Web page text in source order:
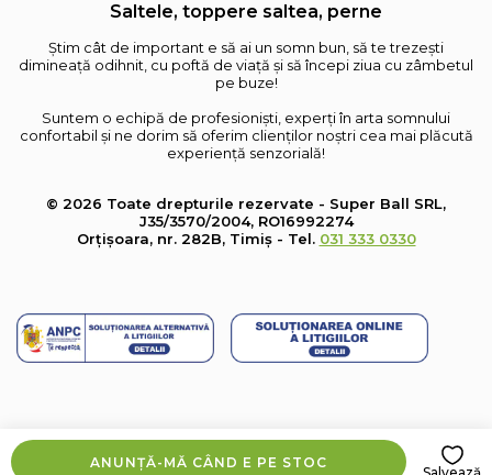
ANUNȚĂ-MĂ CÂND E PE STOC
Saltele, toppere saltea, perne
Știm cât de important e să ai un somn bun, să te trezești
dimineață odihnit, cu poftă de viață și să începi ziua cu zâmbetul
pe buze!
Suntem o echipă de profesioniști, experți în arta somnului
confortabil și ne dorim să oferim clienților noștri cea mai plăcută
experiență senzorială!
© 2026 Toate drepturile rezervate - Super Ball SRL,
J35/3570/2004, RO16992274
Orțișoara, nr. 282B, Timiș - Tel. 031 333 0330